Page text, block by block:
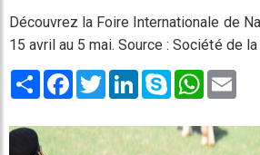
Découvrez la Foire Internationale de
15 avril au 5 mai. Source : Société de
Share Facebook
TwitterLinkedInSkype WhatsApp